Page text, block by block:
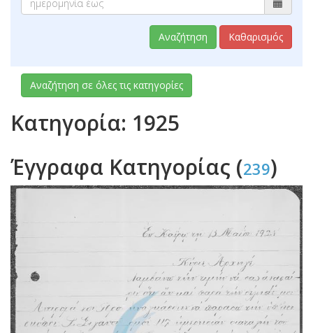
Αναζήτηση Καθαρισμός
Αναζήτηση σε όλες τις κατηγορίες
Κατηγορία: 1925
Έγγραφα Κατηγορίας (239)